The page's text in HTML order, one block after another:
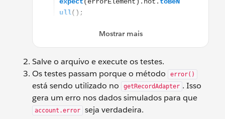
Salve o arquivo e execute os testes.
Os testes passam porque o método
error()
está sendo utilizado no getRecordAdapter . Isso
gera um erro nos dados simulados para que
account.error seja verdadeira.